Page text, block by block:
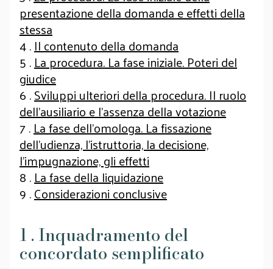
presentazione della domanda e effetti della
stessa
4 .Il contenuto della domanda
5 .La procedura. La fase iniziale. Poteri del
giudice
6 .Sviluppi ulteriori della procedura. Il ruolo
dell’ausiliario e l’assenza della votazione
7 .La fase dell’omologa. La fissazione
dell’udienza, l’istruttoria, la decisione,
l’impugnazione, gli effetti
8 .La fase della liquidazione
9 .Considerazioni conclusive
1 . Inquadramento del
concordato semplificato